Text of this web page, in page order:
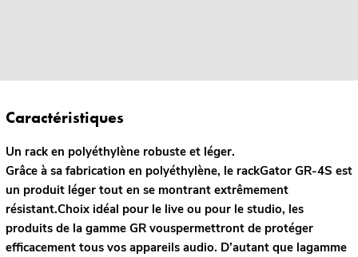
Caractéristiques
Un rack en polyéthylène robuste et léger.
Grâce à sa fabrication en polyéthylène, le rackGator GR-4S est
un produit léger tout en se montrant extrêmement
résistant.Choix idéal pour le live ou pour le studio, les
produits de la gamme GR vouspermettront de protéger
efficacement tous vos appareils audio. D’autant que lagamme